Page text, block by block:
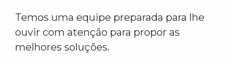
Temos uma equipe preparada para lhe
ouvir com atenção para propor as
melhores soluções.